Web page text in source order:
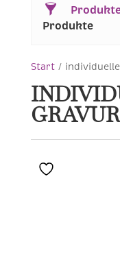
Produkte
Start/